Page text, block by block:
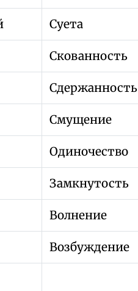
Суета
Скованность
Сдержанность
Смущение
Одиночество
Замкнутость
Волнение
Возбуждение